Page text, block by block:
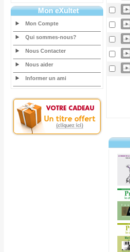
Mon eXultet
Mon Compte
Qui sommes-nous?
Nous Contacter
Nous aider
Informer un ami